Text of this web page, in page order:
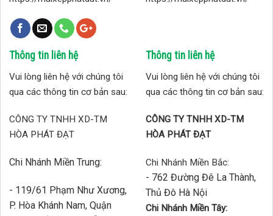
Thông tin liên hệ
Vui lòng liên hệ với chúng tôi
qua các thông tin cơ bản sau:
CÔNG TY TNHH XD-TM
HÒA PHÁT ĐẠT
Chi Nhánh Miền Trung:
- 119/61 Phạm Như Xương,
P. Hòa Khánh Nam, Quận
Thông tin liên hệ
Vui lòng liên hệ với chúng tôi
qua các thông tin cơ bản sau:
CÔNG TY TNHH XD-TM
HÒA PHÁT ĐẠT
Chi Nhánh Miền Bắc:
- 762 Đường Đê La Thành,
Thủ Đô Hà Nội
Chi Nhánh Miền Tây: